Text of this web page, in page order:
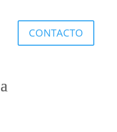
CONTACTO